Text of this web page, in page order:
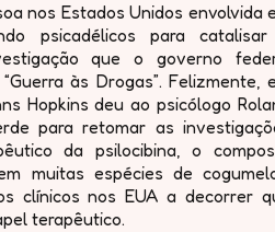
nos Estados Unidos envolvida
psicadélicos para
que o governo
às Drogas”. Felizmente,
Hopkins deu ao psicólogo
para retomar as
da psilocibina, o
muitas espécies de
clínicos nos EUA a decorrer
terapêutico.